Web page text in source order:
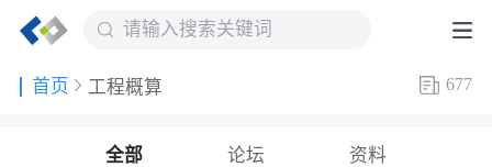
首页 工程概算 677
全部 论坛 资料